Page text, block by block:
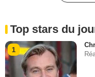
Top stars du
1